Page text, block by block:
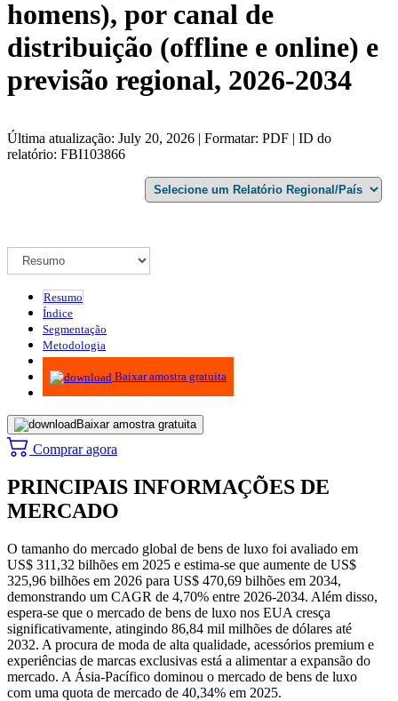
homens), por canal de
distribuição (offline e online) e
previsão regional, 2026-2034
Última atualização: July 20, 2026 | Formatar: PDF | ID do
relatório: FBI103866
Resumo
Índice
Segmentação
Metodologia
Infográficos
Baixar amostra gratuita
Baixar amostra gratuita
Comprar agora
PRINCIPAIS INFORMAÇÕES DE
MERCADO
O tamanho do mercado global de bens de luxo foi avaliado em
US$ 311,32 bilhões em 2025 e estima-se que aumente de US$
325,96 bilhões em 2026 para US$ 470,69 bilhões em 2034,
demonstrando um CAGR de 4,70% entre 2026-2034. Além disso,
espera-se que o mercado de bens de luxo nos EUA cresça
significativamente, atingindo 86,84 mil milhões de dólares até
2032. A procura de moda de alta qualidade, acessórios premium e
experiências de marcas exclusivas está a alimentar a expansão do
mercado. A Ásia-Pacífico dominou o mercado de bens de luxo
com uma quota de mercado de 40,34% em 2025.